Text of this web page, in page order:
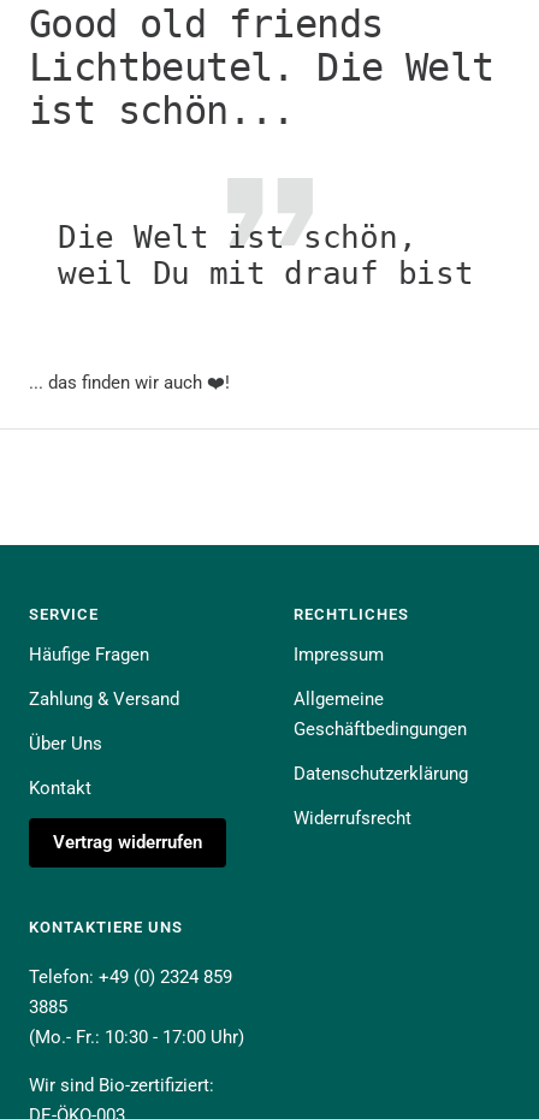
Good old friends
Lichtbeutel. Die Welt
ist schön...
Die Welt ist schön,
weil Du mit drauf bist
... das finden wir auch ❤️!
SERVICE
Häufige Fragen
Zahlung & Versand
Über Uns
Kontakt
Vertrag widerrufen
RECHTLICHES
Impressum
Allgemeine
Geschäftbedingungen
Datenschutzerklärung
Widerrufsrecht
KONTAKTIERE UNS
Telefon: +49 (0) 2324 859
3885
(Mo.- Fr.: 10:30 - 17:00 Uhr)
Wir sind Bio-zertifiziert: